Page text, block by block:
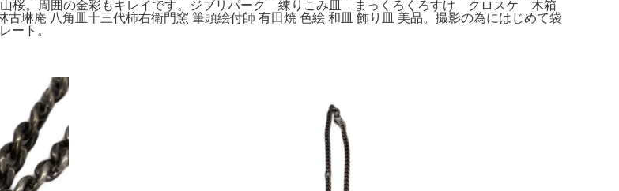
桜。周囲の金彩もキレイです。ジブリパーク 練りこみ皿 まっくろくろすけ クロスケ 木箱
琳庵 八角皿十三代柿右衛門窯 筆頭絵付師 有田焼 色絵 和皿 飾り皿 美品。撮影の為にはじめて袋
ート。